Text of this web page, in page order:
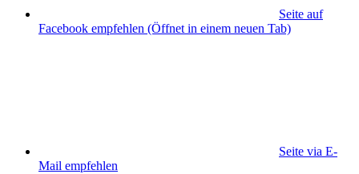
Seite auf
Facebook empfehlen (Öffnet in einem neuen Tab)
Seite via E-
Mail empfehlen